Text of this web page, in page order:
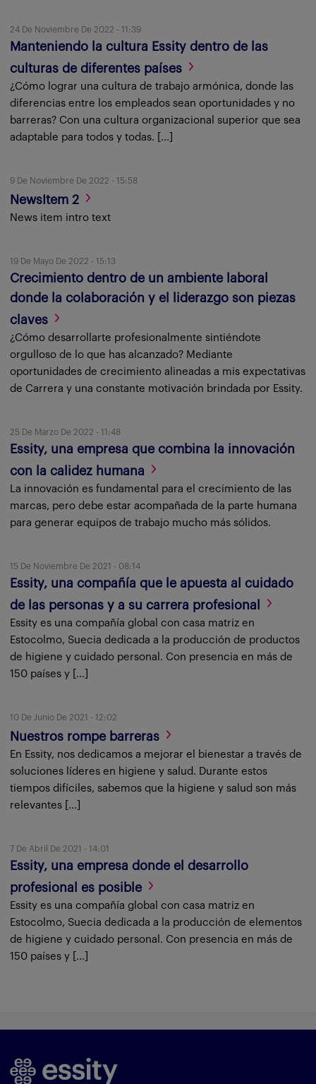
24 De Noviembre De 2022 - 11:39
Manteniendo la cultura Essity dentro de las
culturas de diferentes países
¿Cómo lograr una cultura de trabajo armónica, donde las
diferencias entre los empleados sean oportunidades y no
barreras? Con una cultura organizacional superior que sea
adaptable para todos y todas. [...]
9 De Noviembre De 2022 - 15:58
NewsItem 2
News item intro text
19 De Mayo De 2022 - 15:13
Crecimiento dentro de un ambiente laboral
donde la colaboración y el liderazgo son piezas
claves
¿Cómo desarrollarte profesionalmente sintiéndote
orgulloso de lo que has alcanzado? Mediante
oportunidades de crecimiento alineadas a mis expectativas
de Carrera y una constante motivación brindada por Essity.
25 De Marzo De 2022 - 11:48
Essity, una empresa que combina la innovación
con la calidez humana
La innovación es fundamental para el crecimiento de las
marcas, pero debe estar acompañada de la parte humana
para generar equipos de trabajo mucho más sólidos.
15 De Noviembre De 2021 - 08:14
Essity, una compañía que le apuesta al cuidado
de las personas y a su carrera profesional
Essity es una compañía global con casa matriz en
Estocolmo, Suecia dedicada a la producción de productos
de higiene y cuidado personal. Con presencia en más de
150 países y [...]
10 De Junio De 2021 - 12:02
Nuestros rompe barreras
En Essity, nos dedicamos a mejorar el bienestar a través de
soluciones líderes en higiene y salud. Durante estos
tiempos difíciles, sabemos que la higiene y salud son más
relevantes [...]
7 De Abril De 2021 - 14:01
Essity, una empresa donde el desarrollo
profesional es posible
Essity es una compañía global con casa matriz en
Estocolmo, Suecia dedicada a la producción de elementos
de higiene y cuidado personal. Con presencia en más de
150 países y [...]